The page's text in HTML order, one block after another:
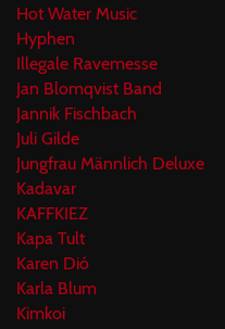
Hot Water Music
Hyphen
Illegale Ravemesse
Jan Blomqvist Band
Jannik Fischbach
Juli Gilde
Jungfrau Männlich Deluxe
Kadavar
KAFFKIEZ
Kapa Tult
Karen Dió
Karla Blum
Kimkoi